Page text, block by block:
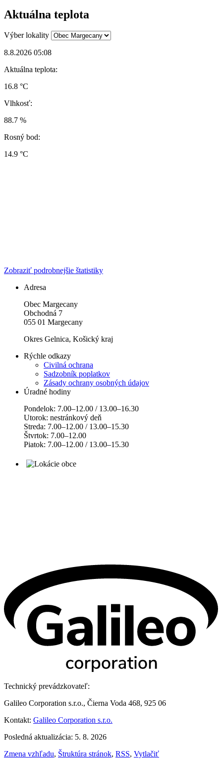
Aktuálna teplota
Výber lokality
8.8.2026 05:08
Aktuálna teplota:
16.8 °C
Vlhkosť:
88.7 %
Rosný bod:
14.9 °C
Zobraziť podrobnejšie štatistiky
Adresa
Obec Margecany
Obchodná 7
055 01 Margecany
Okres Gelnica, Košický kraj
Rýchle odkazy
Civilná ochrana
Sadzobník poplatkov
Zásady ochrany osobných údajov
Úradné hodiny
Pondelok: 7.00–12.00 / 13.00–16.30
Utorok: nestránkový deň
Streda: 7.00–12.00 / 13.00–15.30
Štvrtok: 7.00–12.00
Piatok: 7.00–12.00 / 13.00–15.30
Technický prevádzkovateľ:
Galileo Corporation s.r.o., Čierna Voda 468, 925 06
Kontakt: Galileo Corporation s.r.o.
Posledná aktualizácia: 5. 8. 2026
Zmena vzhľadu, Štruktúra stránok, RSS, Vytlačiť